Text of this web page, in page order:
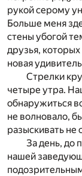
рукой серому
Больше меня
стены убогой
друзья,
новая
Стрелки
четыре утра.
обнаружиться
не волновало,
разыскивать не
За день, до
нашей